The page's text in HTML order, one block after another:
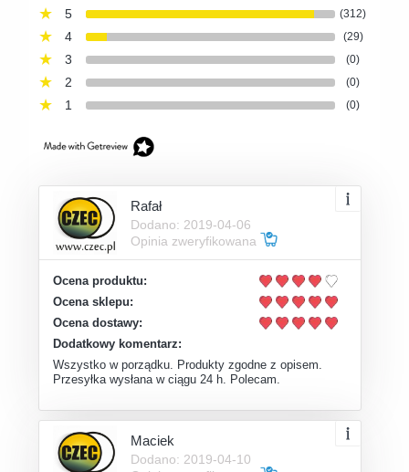
5
(312)
4 (29)
3 (0)
2 (0)
1 (0)
Rafał
Dodano: 2019-04-06
Opinia zweryfikowana
Ocena produktu:
Ocena sklepu:
Ocena dostawy:
Dodatkowy komentarz:
Wszystko w porządku. Produkty zgodne z opisem.
Przesyłka wysłana w ciągu 24 h. Polecam.
Maciek
Dodano: 2019-04-10